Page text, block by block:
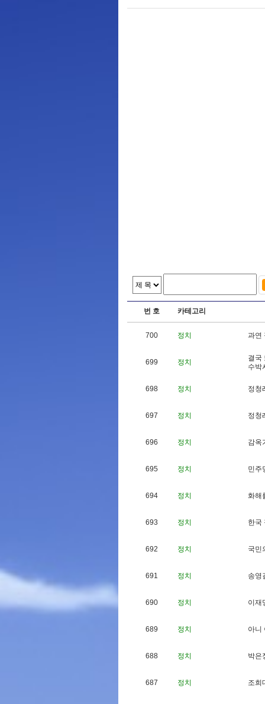
번 호 카테고리
700 정치 과연
699 정치 결 국
수박
698 정치 정청
697 정치 정청
696 정치 감옥
695 정치 민주
694 정치 화해
693 정치 한국
692 정치 국민
691 정치 송영
690 정치 이 재
689 정치 아니
688 정치 박은
687 정치 조희